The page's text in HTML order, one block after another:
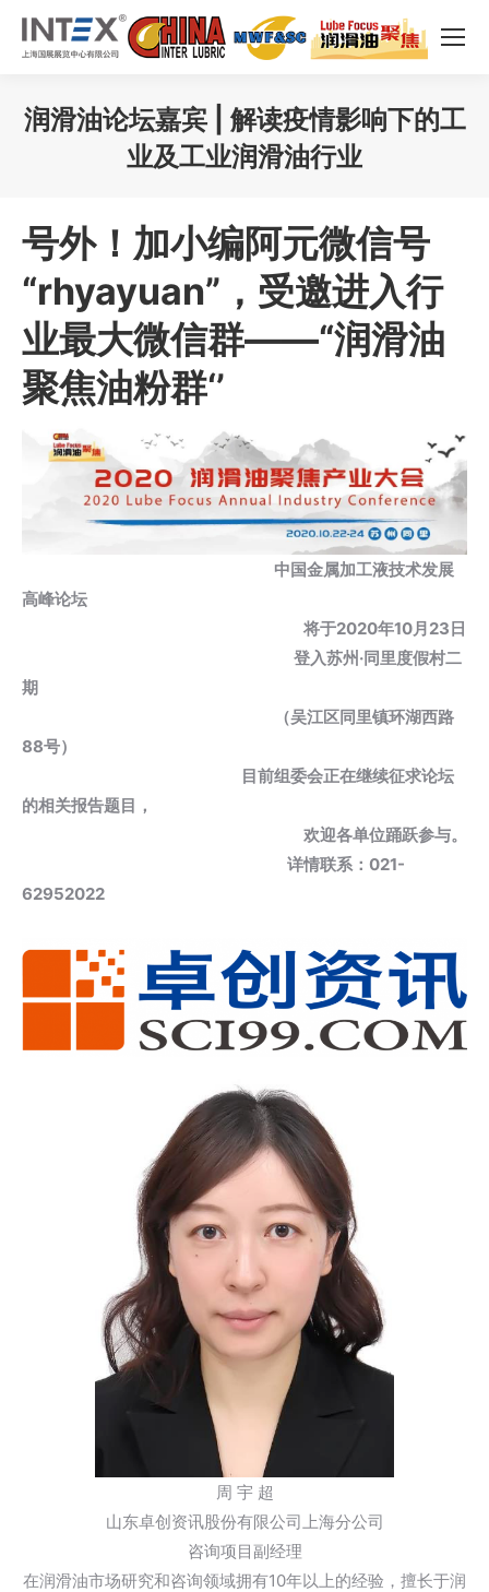
润滑油论坛嘉宾 | 解读疫情影响下的工
业及工业润滑油行业
号外！加小编阿元微信号
“rhyayuan”，受邀进入行
业最大微信群——“润滑油
聚焦油粉群‘’
中国金属加工液技术发展
高峰论坛
将于2020年10月23日
登入苏州·同里度假村二
期
（吴江区同里镇环湖西路
88号）
目前组委会正在继续征求论坛
的相关报告题目，
欢迎各单位踊跃参与。
详情联系：021-
62952022
周 宇 超
山东卓创资讯股份有限公司上海分公司
咨询项目副经理
在润滑油市场研究和咨询领域拥有10年以上的经验，擅长于润